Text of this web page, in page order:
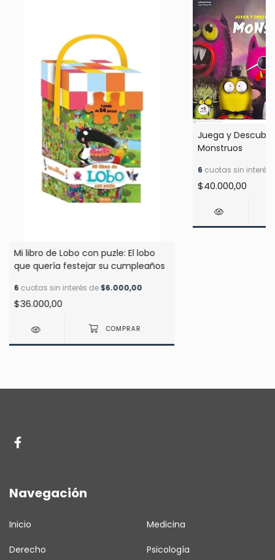
Mi libro de Lobo con puzle: El lobo
que quería festejar su cumpleaños
6 cuotas sin interés de$6.000,00
$36.000,00
Juega y
Monstruos
6 cuotas sin interés
$40.000,00
Navegación
Inicio Medicina
Derecho Psicología